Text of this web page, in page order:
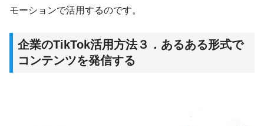
モーションで活用するのです。
企業のTikTok活用方法３．あるある形式で
コンテンツを発信する